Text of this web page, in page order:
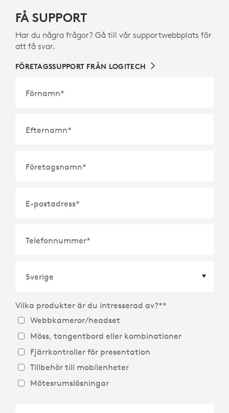
FÅ SUPPORT
Har du några frågor? Gå till vår supportwebbplats för
att få svar.
FÖRETAGSSUPPORT FRÅN LOGITECH
Förnamn*
Efternamn*
Företagsnamn*
E-postadress*
Telefonnummer*
Land*
Vilka produkter är du intresserad av?**
Webbkameror/headset
Möss, tangentbord eller kombinationer
Fjärrkontroller för presentation
Tillbehör till mobilenheter
Mötesrumslösningar